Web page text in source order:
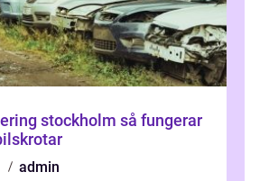
så fungerar
admin